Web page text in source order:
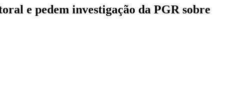
e pedem investigação da PGR sobre